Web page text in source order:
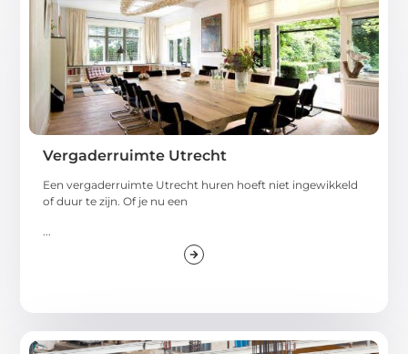
Vergaderruimte Utrecht
Een vergaderruimte Utrecht huren hoeft niet ingewikkeld
of duur te zijn. Of je nu een